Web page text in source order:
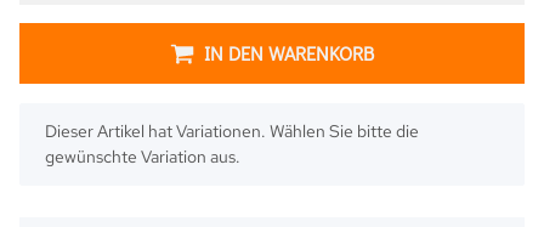
IN DEN WARENKORB
x
Dieser Artikel hat Variationen. Wählen Sie bitte die
gewünschte Variation aus.